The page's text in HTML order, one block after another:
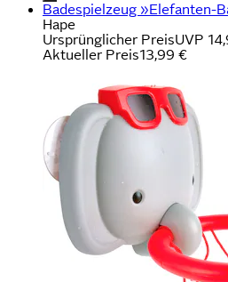
Badespielzeug »Elefanten-
Hape
Ursprünglicher PreisUVP
Aktueller Preis13,99 €